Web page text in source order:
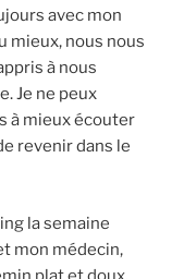
avec mon
mieux, nous nous
à nous
Je ne peux
à mieux écouter
revenir dans le
la semaine
mon médecin,